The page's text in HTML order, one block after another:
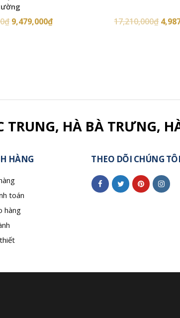
₫ 9,479,000₫ 17,210,000₫
TRUNG, HÀ BÀ TRƯNG,
HÀNG
toán
hàng
THEO DÕI CHÚNG TÔI